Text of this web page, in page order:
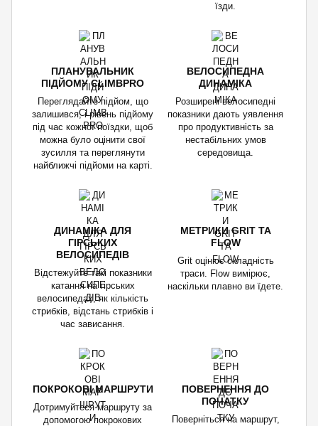
їзди.
ПЛАНУВАЛЬНИК
ПІДЙОМУ CLIMBPRO
Переглядайте підйом, що
залишився, і рівень підйому
під час кожної поїздки, щоб
можна було оцінити свої
зусилля та переглянути
найближчі підйоми на карті.
ВЕЛОСИПЕДНА
ДИНАМІКА
Розширені велосипедні
показники дають уявлення
про продуктивність за
нестабільних умов
середовища.
ДИНАМІКА ДЛЯ
ГІРСЬКИХ
ВЕЛОСИПЕДІВ
Відстежуйте такі показники
катання на гірських
велосипедах, як кількість
стрибків, відстань стрибків і
час зависання.
МЕТРИКИ GRIT ТА
FLOW
Grit оцінює складність
траси. Flow вимірює,
наскільки плавно ви їдете.
ПОКРОКОВІ МАРШРУТИ
Дотримуйтеся маршруту за
допомогою покрокових
ПОВЕРНЕННЯ ДО
ПОЧАТКУ
Поверніться на маршрут,